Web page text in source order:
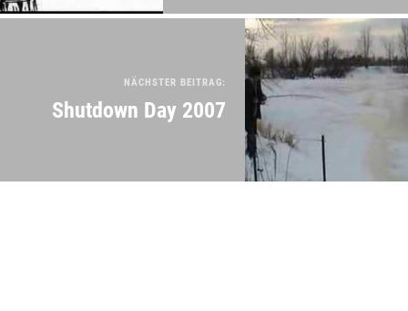
NÄCHSTER BEITRAG:
Shutdown Day 2007